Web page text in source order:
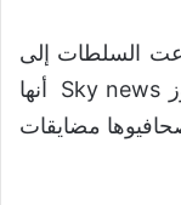
السلطات إلى
اخماد الحريق، وذكرت قناة سكاي نيوز Sky news أنها
مضايقات